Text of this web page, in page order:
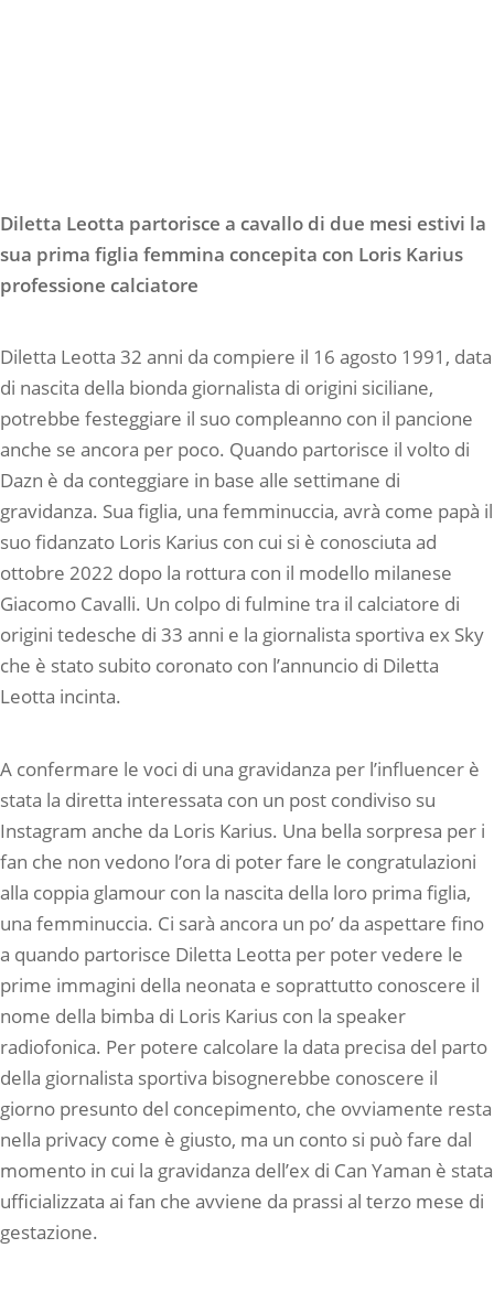
Diletta Leotta partorisce a cavallo di due mesi estivi la
sua prima figlia femmina concepita con Loris Karius
professione calciatore
Diletta Leotta 32 anni da compiere il 16 agosto 1991, data
di nascita della bionda giornalista di origini siciliane,
potrebbe festeggiare il suo compleanno con il pancione
anche se ancora per poco. Quando partorisce il volto di
Dazn è da conteggiare in base alle settimane di
gravidanza. Sua figlia, una femminuccia, avrà come papà il
suo fidanzato Loris Karius con cui si è conosciuta ad
ottobre 2022 dopo la rottura con il modello milanese
Giacomo Cavalli. Un colpo di fulmine tra il calciatore di
origini tedesche di 33 anni e la giornalista sportiva ex Sky
che è stato subito coronato con l’annuncio di Diletta
Leotta incinta.
A confermare le voci di una gravidanza per l’influencer è
stata la diretta interessata con un post condiviso su
Instagram anche da Loris Karius. Una bella sorpresa per i
fan che non vedono l’ora di poter fare le congratulazioni
alla coppia glamour con la nascita della loro prima figlia,
una femminuccia. Ci sarà ancora un po’ da aspettare fino
a quando partorisce Diletta Leotta per poter vedere le
prime immagini della neonata e soprattutto conoscere il
nome della bimba di Loris Karius con la speaker
radiofonica. Per potere calcolare la data precisa del parto
della giornalista sportiva bisognerebbe conoscere il
giorno presunto del concepimento, che ovviamente resta
nella privacy come è giusto, ma un conto si può fare dal
momento in cui la gravidanza dell’ex di Can Yaman è stata
ufficializzata ai fan che avviene da prassi al terzo mese di
gestazione.